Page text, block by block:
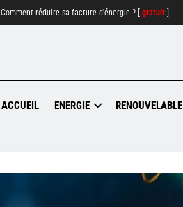
Comment réduire sa facture d'énergie ? [ gratuit
ACCUEIL ENERGIE RENOUVELABLE